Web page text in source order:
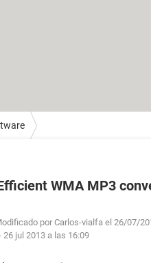
WMA MP3
por Carlos-vialfa el 26/07/
26 jul 2013 a las 16:09